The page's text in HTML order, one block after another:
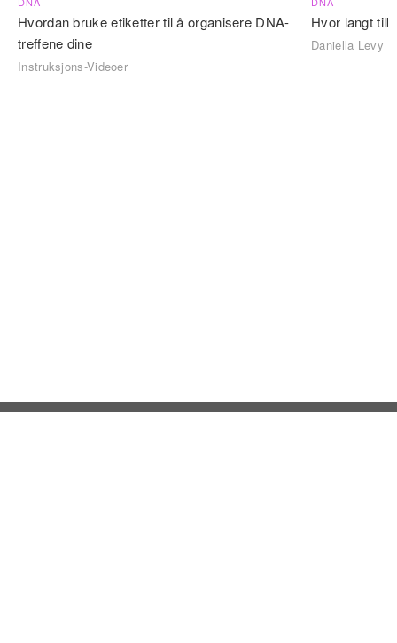
Hvordan bruke etiketter til å organisere DNA-
treffene dine
Instruksjons-Videoer
Hvor langt
Daniella Levy